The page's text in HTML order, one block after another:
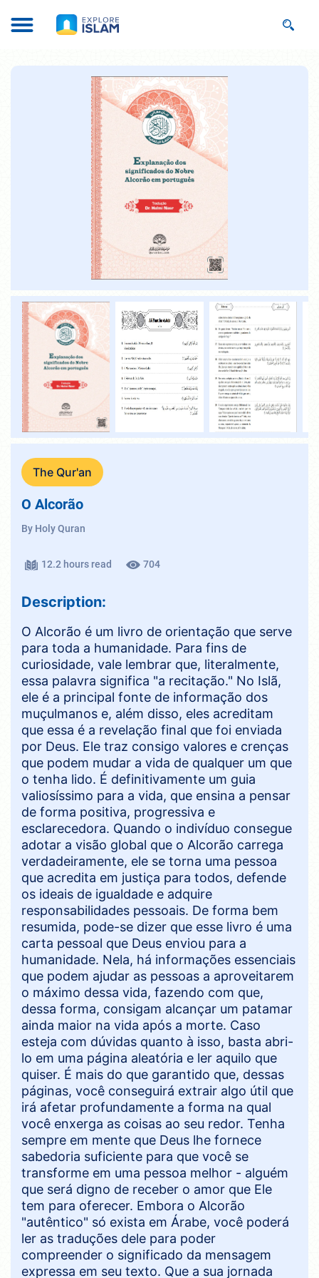
The Qur'an
O Alcorão
By Holy Quran
12.2 hours read 704
Description:
O Alcorão é um livro de orientação que serve
para toda a humanidade. Para fins de
curiosidade, vale lembrar que, literalmente,
essa palavra significa "a recitação." No Islã,
ele é a principal fonte de informação dos
muçulmanos e, além disso, eles acreditam
que essa é a revelação final que foi enviada
por Deus. Ele traz consigo valores e crenças
que podem mudar a vida de qualquer um que
o tenha lido. É definitivamente um guia
valiosíssimo para a vida, que ensina a pensar
de forma positiva, progressiva e
esclarecedora. Quando o indivíduo consegue
adotar a visão global que o Alcorão carrega
verdadeiramente, ele se torna uma pessoa
que acredita em justiça para todos, defende
os ideais de igualdade e adquire
responsabilidades pessoais. De forma bem
resumida, pode-se dizer que esse livro é uma
carta pessoal que Deus enviou para a
humanidade. Nela, há informações essenciais
que podem ajudar as pessoas a aproveitarem
o máximo dessa vida, fazendo com que,
dessa forma, consigam alcançar um patamar
ainda maior na vida após a morte. Caso
esteja com dúvidas quanto à isso, basta abri-
lo em uma página aleatória e ler aquilo que
quiser. É mais do que garantido que, dessas
páginas, você conseguirá extrair algo útil que
irá afetar profundamente a forma na qual
você enxerga as coisas ao seu redor. Tenha
sempre em mente que Deus lhe fornece
sabedoria suficiente para que você se
transforme em uma pessoa melhor - alguém
que será digno de receber o amor que Ele
tem para oferecer. Embora o Alcorão
"autêntico" só exista em Árabe, você poderá
ler as traduções dele para poder
compreender o significado da mensagem
expressa em seu texto. Que a sua jornada